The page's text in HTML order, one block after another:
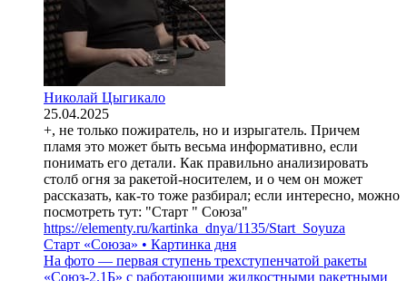
Николай Цыгикало
25.04.2025
+, не только пожиратель, но и изрыгатель. Причем
пламя это может быть весьма информативно, если
понимать его детали. Как правильно анализировать
столб огня за ракетой-носителем, и о чем он может
рассказать, как-то тоже разбирал; если интересно, можно
посмотреть тут: "Старт " Союза"
https://elementy.ru/kartinka_dnya/1135/Start_Soyuza
Старт «Союза» • Картинка дня
На фото — первая ступень трехступенчатой ракеты
«Союз-2.1Б» с работающими жидкостными ракетными